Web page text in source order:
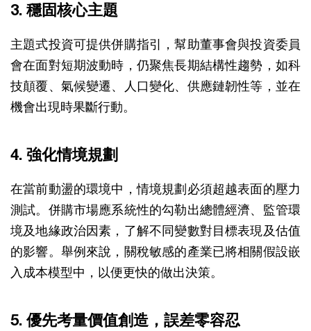
3. 穩固核心主題
主題式投資可提供併購指引，幫助董事會與投資委員
會在面對短期波動時，仍聚焦長期結構性趨勢，如科
技顛覆、氣候變遷、人口變化、供應鏈韌性等，並在
機會出現時果斷行動。
4. 強化情境規劃
在當前動盪的環境中，情境規劃必須超越表面的壓力
測試。併購市場應系統性的勾勒出總體經濟、監管環
境及地緣政治因素，了解不同變數對目標表現及估值
的影響。舉例來說，關稅敏感的產業已將相關假設嵌
入成本模型中，以便更快的做出決策。
5. 優先考量價值創造，誤差零容忍